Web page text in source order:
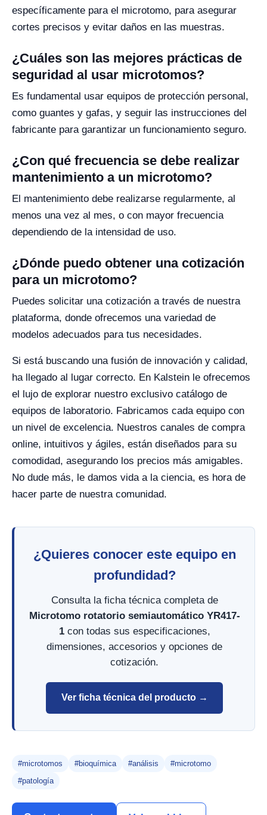
específicamente para el microtomo, para asegurar
cortes precisos y evitar daños en las muestras.
¿Cuáles son las mejores prácticas de
seguridad al usar microtomos?
Es fundamental usar equipos de protección personal,
como guantes y gafas, y seguir las instrucciones del
fabricante para garantizar un funcionamiento seguro.
¿Con qué frecuencia se debe realizar
mantenimiento a un microtomo?
El mantenimiento debe realizarse regularmente, al
menos una vez al mes, o con mayor frecuencia
dependiendo de la intensidad de uso.
¿Dónde puedo obtener una cotización
para un microtomo?
Puedes solicitar una cotización a través de nuestra
plataforma, donde ofrecemos una variedad de
modelos adecuados para tus necesidades.
Si está buscando una fusión de innovación y calidad,
ha llegado al lugar correcto. En Kalstein le ofrecemos
el lujo de explorar nuestro exclusivo catálogo de
equipos de laboratorio. Fabricamos cada equipo con
un nivel de excelencia. Nuestros canales de compra
online, intuitivos y ágiles, están diseñados para su
comodidad, asegurando los precios más amigables.
No dude más, le damos vida a la ciencia, es hora de
hacer parte de nuestra comunidad.
¿Quieres conocer este equipo en
profundidad?
Consulta la ficha técnica completa de
Microtomo rotatorio semiautomático YR417-
1con todas sus especificaciones,
dimensiones, accesorios y opciones de
cotización.
Ver ficha técnica del producto →
#microtomos #bioquímica #análisis
#microtomo
#patología